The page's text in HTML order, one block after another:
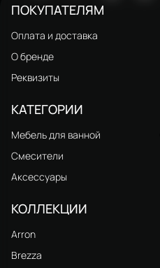
ПОКУПАТЕЛЯМ
Оплата и доставка
О бренде
Реквизиты
КАТЕГОРИИ
Мебель для ванной
Смесители
Аксессуары
КОЛЛЕКЦИИ
Arron
Brezza